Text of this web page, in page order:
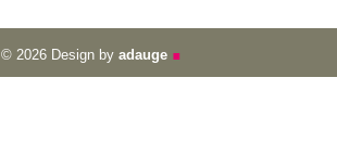
© 2026 Design by adauge.